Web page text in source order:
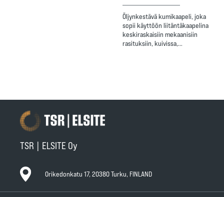
Öljynkestävä kumikaapeli, joka
sopii käyttöön liitäntäkaapelina
keskiraskaisiin mekaanisiin
rasituksiin, kuivissa,…
TSR | ELSITE Oy
Orikedonkatu 17, 20380 Turku, FINLAND